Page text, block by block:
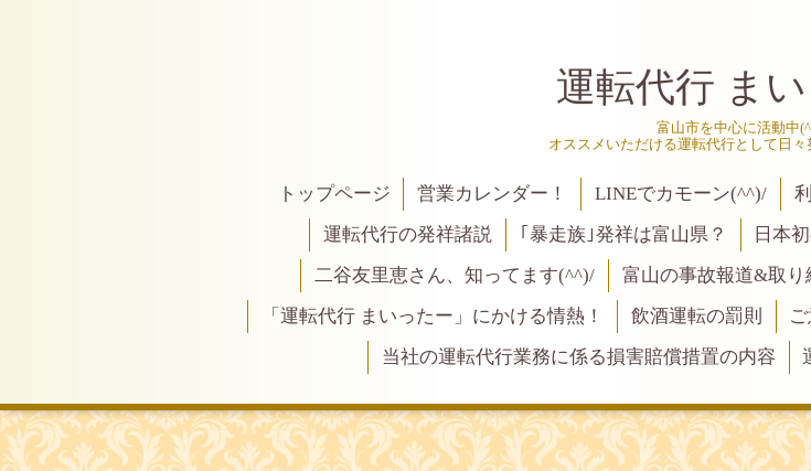
運転代行 ま
富山市を中心に活動中
オススメいただける運転代行として日々
トップページ 営業カレンダー！ LINEでカモーン(^^)/
運転代行の発祥諸説
｢暴走族｣発祥は富山県？ 日本
二谷友里恵さん、知ってます(^^)/
富山の事故報道&取り
「運転代行 まいったー」にかける情熱！
飲酒運転の罰則
当社の運転代行業務に係る損害賠償措置の内容